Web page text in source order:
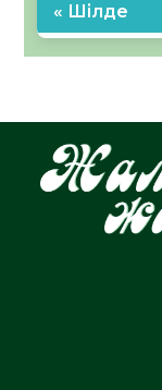
« Шілде